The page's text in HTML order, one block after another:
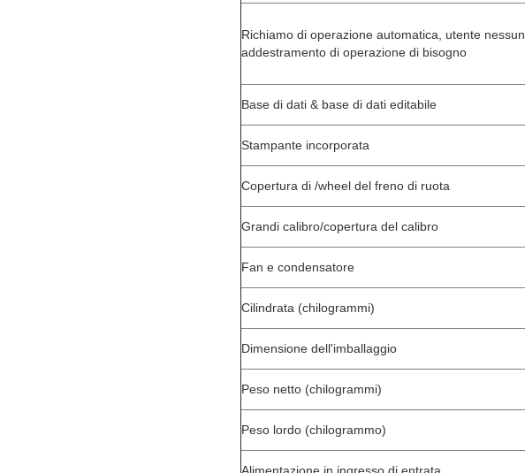
Richiamo di operazione automatica, utente nessun
addestramento di operazione di bisogno
Base di dati & base di dati editabile
Stampante incorporata
Copertura di /wheel del freno di ruota
Grandi calibro/copertura del calibro
Fan e condensatore
Cilindrata (chilogrammi)
Dimensione dell'imballaggio
Peso netto (chilogrammi)
Peso lordo (chilogrammo)
Alimentazione in ingresso di entrata